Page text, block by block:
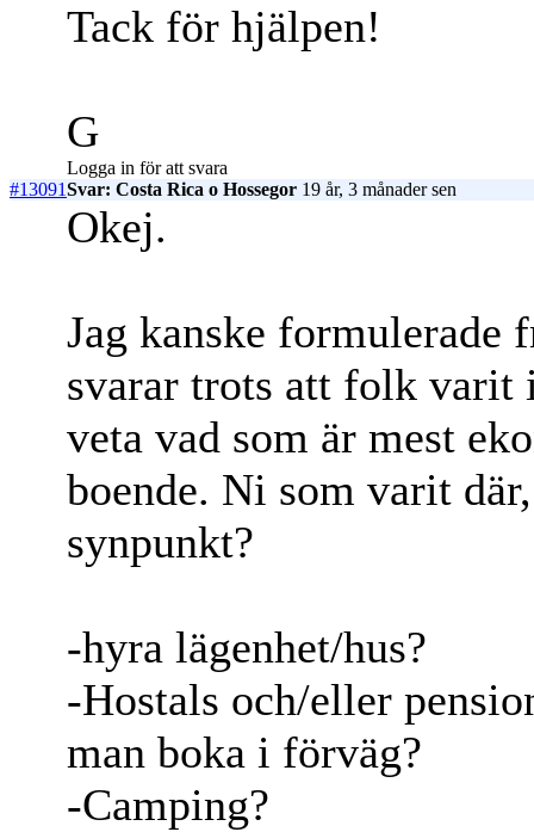
Tack för hjälpen!
G
Logga in för att svara
#13091Svar: Costa Rica o Hossegor 19 år, 3 månader sen
Okej.
Jag kanske formulerade
svarar trots att folk varit
veta vad som är mest
boende. Ni som varit
synpunkt?
-hyra lägenhet/hus?
-Hostals och/eller
man boka i förväg?
-Camping?